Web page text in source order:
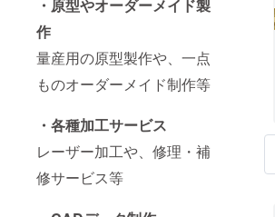
・原型やオーダーメイド製
作
量産用の原型製作や、一点
ものオーダーメイド制作等
・各種加工サービス
レーザー加工や、修理・補
修サービス等